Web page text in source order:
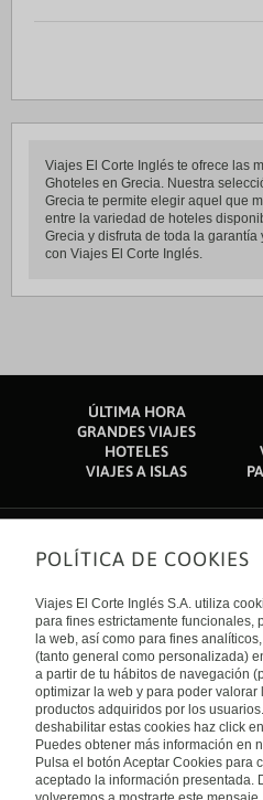
Viajes El Corte Inglés te ofrece las
Ghoteles en Grecia. Nuestra
Grecia te permite elegir aquel que
entre la variedad de hoteles
Grecia y disfruta de toda la
con Viajes El Corte Inglés.
ÚLTIMA HORA
GRANDES VIAJES
HOTELES
VIAJES A ISLAS
Sobre nosotros
Quiénes somos
Financiación
Sostenibilidad
Turismo accesible
Tarjeta El Corte Inglés
Trabaja con nosotros
El Corte Inglés
Canal Ético
Enlaces de interés
Guías de viaje
Catálogos
Auto check-in
Condiciones Generales
Política de privacidad
Política de cookies
Accesibilidad
Empresas/ Grupos
Internacional
España
Visita nuestro blog
POLÍTICA DE COOKIES
Viajes El Corte Inglés S.A. utiliza
para fines estrictamente funcionales,
la web, así como para fines
(tanto general como personalizada)
a partir de tu hábitos de navegación
optimizar la web y para poder
productos adquiridos por los
deshabilitar estas cookies haz click
Puedes obtener más información en
Pulsa el botón Aceptar Cookies para
aceptado la información presentada.